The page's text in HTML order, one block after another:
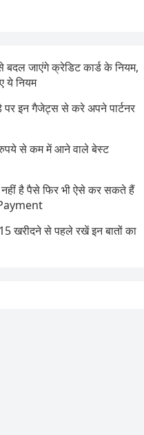
जाएंगे क्रेडिट कार्ड के नियम,
ये नियम
पर इन गैजेट्स से करे अपने पार्टनर
से कम में आने वाले बेस्ट
है पैसे फिर भी ऐसे कर सकते हैं
खरीदने से पहले रखें इन बातों का